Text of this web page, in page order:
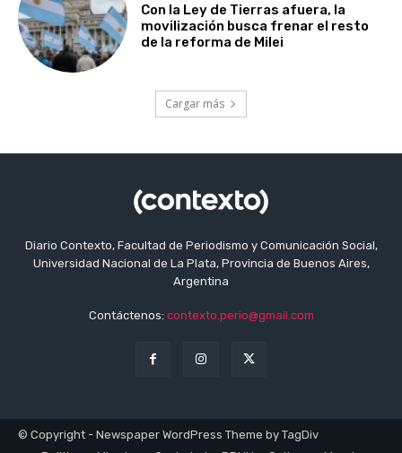
Con la Ley de Tierras afuera, la
movilización busca frenar el resto
de la reforma de Milei
Cargar más
Diario Contexto, Facultad de Periodismo y Comunicación Social,
Universidad Nacional de La Plata, Provincia de Buenos Aires,
Argentina
Contáctenos: contexto.perio@gmail.com
© Copyright - Newspaper WordPress Theme by TagDiv